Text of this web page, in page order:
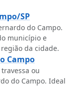
SP
do Campo.
município e
da cidade.
Campo
ou
do Campo. Ideal